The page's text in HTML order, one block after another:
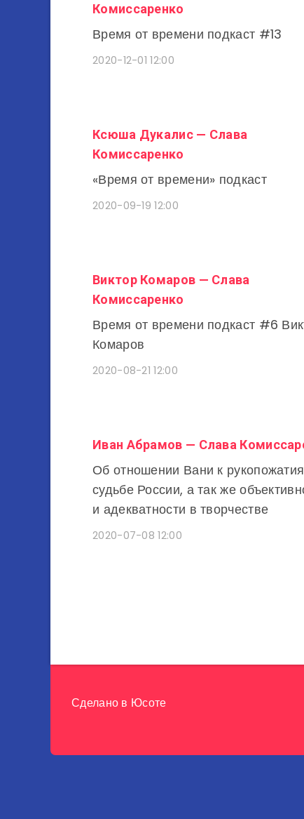
Иван Абрамов — Слава
Об отношении Вани к
судьбе России, а так же
и адекватности в творчестве
2020-07-08 12:00
Виктор Комаров — Слава
Комиссаренко
Время от времени подкаст #6
Комаров
2020-08-21 12:00
Ксюша Дукалис — Слава
Комиссаренко
«Время от времени» подкаст
2020-09-19 12:00
Комиссаренко
Время от времени подкаст #13
2020-12-01 12:00
Сделано в Юсоте